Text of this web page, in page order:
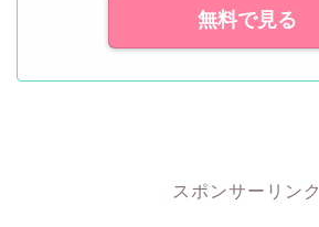
無料で見る
スポンサーリンク